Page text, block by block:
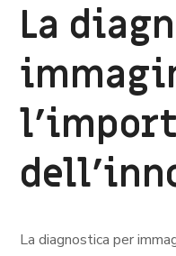
La
La diagnostica per